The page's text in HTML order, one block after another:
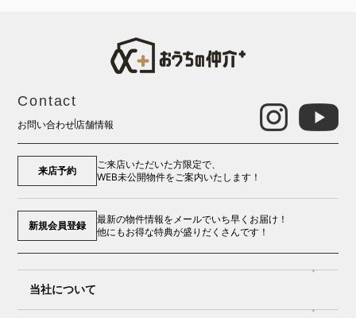
Contact
お問い合わせ店舗情報
来店予約
ご来店いただいた方限定で、
WEB未公開物件をご案内いたします！
新規会員登録
最新の物件情報をメールでいち早くお届け！
他にもお得な特典が盛りだくさんです！
当社について